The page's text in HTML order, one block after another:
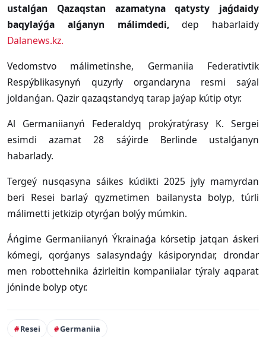
ustalǵan Qazaqstan azamatyna qatysty jaǵdaidy
baqylaýǵa alǵanyn málimdedi,dep habarlaidy
Dalanews.kz.
Vedomstvo málimetinshe, Germaniia Federativtik
Respýblikasynyń quzyrly organdaryna resmi saýal
joldanǵan. Qazir qazaqstandyq tarap jaýap kútip otyr.
Al Germaniianyń Federaldyq prokýratýrasy K. Sergei
esimdi azamat 28 sáýirde Berlinde ustalǵanyn
habarlady.
Tergeý nusqasyna sáikes kúdikti 2025 jyly mamyrdan
beri Resei barlaý qyzmetimen bailanysta bolyp, túrli
málimetti jetkizip otyrǵan bolýy múmkin.
Áńgime Germaniianyń Ýkrainaǵa kórsetip jatqan áskeri
kómegi, qorǵanys salasyndaǵy kásiporyndar, drondar
men robottehnika ázirleitin kompaniialar týraly aqparat
jóninde bolyp otyr.
Resei Germaniia